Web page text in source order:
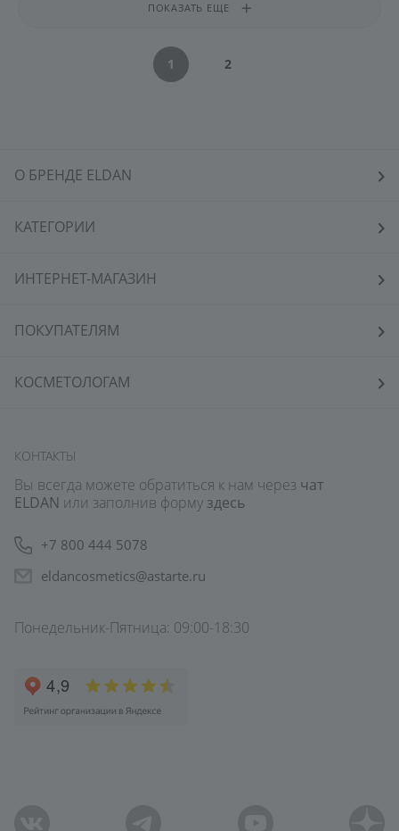
ПОКАЗАТЬ ЕЩЕ
1 2
О БРЕНДЕ ELDAN
КАТЕГОРИИ
ИНТЕРНЕТ-МАГАЗИН
ПОКУПАТЕЛЯМ
КОСМЕТОЛОГАМ
КОНТАКТЫ
Вы всегда можете обратиться к нам через чат
ELDAN или заполнив форму здесь
+7 800 444 5078
eldancosmetics@astarte.ru
Понедельник-Пятница: 09:00-18:30